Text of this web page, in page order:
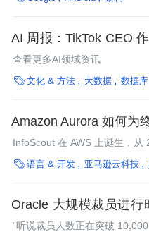
利。在这笔交易中，Google
AI 周报：TikTok CEO
Redis 之父退出开源项
查看更多AI领域资讯
文化 & 方法 大数据 数据库
Amazon Aurora 如何为
InfoScout 在 AWS 上诞生，从
语言 & 开发 亚马逊云科技
Oracle 大规模裁员进行
地位被侵蚀
“听说裁员人数正在突破